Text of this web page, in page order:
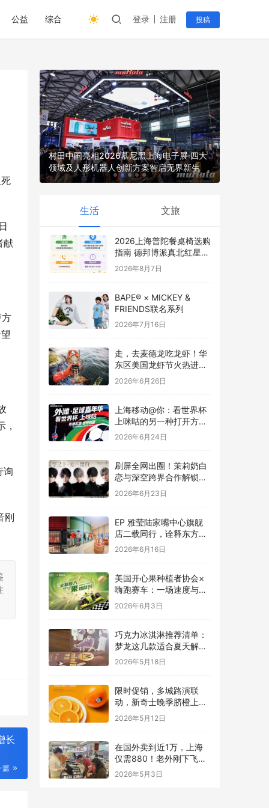
公益 综合 登录 注册 投稿
献
询
刚
长
篇
村田中国亮相2026慕尼黑上海电子展 四大
领域及人形机器人创新方案智启无界新生
生活 文旅
2026上海普陀餐桌椅选购
指南 德邦博派真北红星店
最新攻略
2026年8月7日
BAPE® × MICKEY &
FRIENDS联名系列
2026年7月16日
走，去麦德龙吃龙虾！华
东区美国龙虾节火热进行
中
2026年6月26日
上海移动@你：看世界杯
上咪咕的另一种打开方
式，在外滩！
2026年6月24日
刷屏全网出圈！茉莉奶白
恋与深空跨界合作解锁茶
饮联名新高度
2026年6月23日
EP 雅莹陆家嘴中心旗舰
店二载同行，诠释东方雅
致与有机生活
2026年6月16日
美国开心果种植者协会×
嗨跑赛车：一场速度与能
量的跨界碰撞
2026年6月3日
巧克力冰淇淋推荐清单：
梦龙这几款适合夏天解馋
又不腻
2026年5月18日
限时促销，多城路演联
动，新奇士晚季脐橙上线
本来生活
2026年5月12日
在国外卖到近1万，上海
仅需880！老外刚下飞机
就直奔这里配眼镜
2026年5月3日